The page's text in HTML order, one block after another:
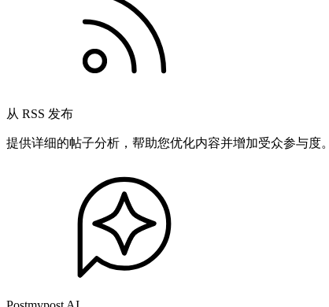
从 RSS 发布
提供详细的帖子分析，帮助您优化内容并增加受众参与度。